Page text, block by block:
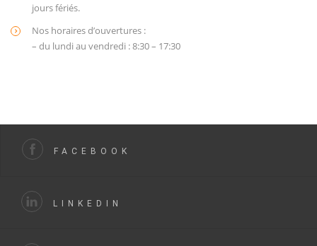
jours fériés.
Nos horaires d’ouvertures :
– du lundi au vendredi : 8:30 – 17:30
FACEBOOK
LINKEDIN